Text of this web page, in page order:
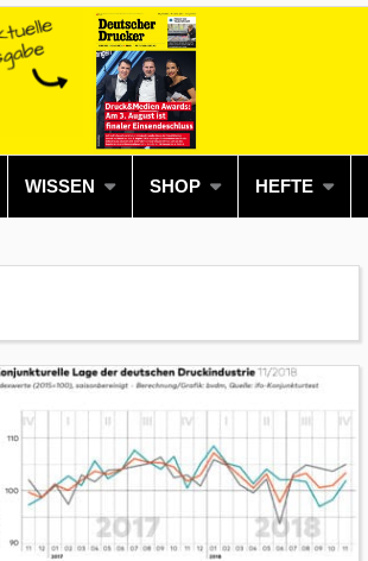
WISSEN SHOP HEFTE